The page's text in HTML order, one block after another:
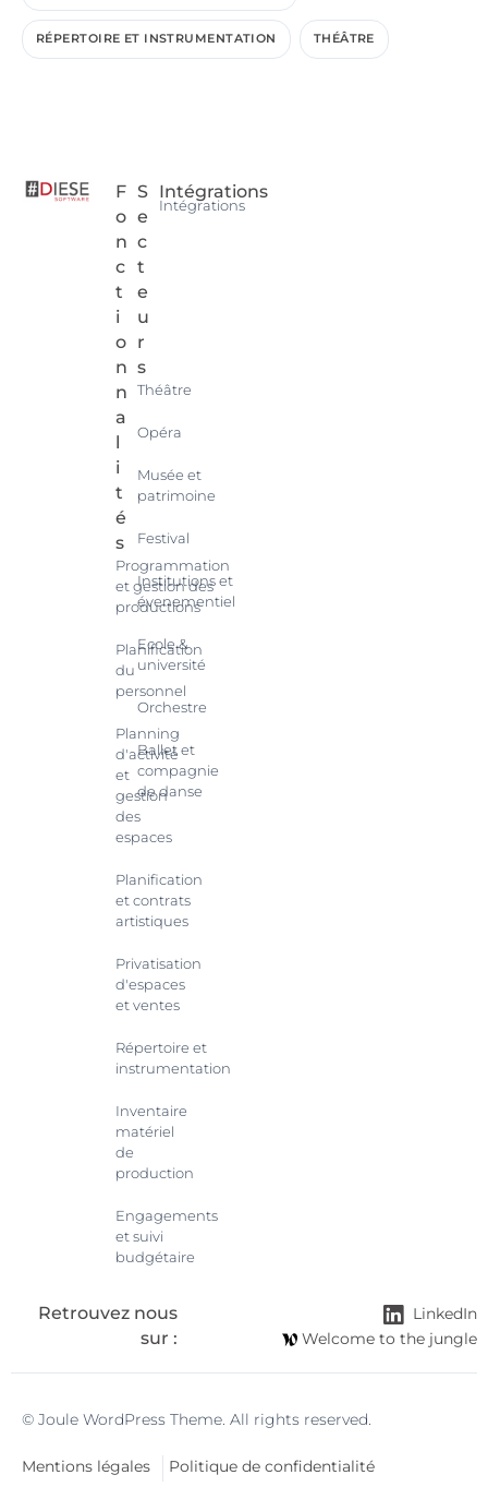
RÉPERTOIRE ET INSTRUMENTATION THÉÂTRE
F
o
n
c
t
i
o
n
n
a
l
i
t
é
s
Programmation
et gestion des
productions
Planification
du
personnel
Planning
d'activité
et
gestion
des
espaces
Planification
et contrats
artistiques
Privatisation
d'espaces
et ventes
Répertoire et
instrumentation
Inventaire
matériel
de
production
Engagements
et suivi
budgétaire
S
e
c
t
e
u
r
s
Théâtre
Opéra
Musée et
patrimoine
Festival
Institutions et
évenementiel
Ecole &
université
Orchestre
Ballet et
compagnie
de danse
Intégrations
Intégrations
Retrouvez nous
sur :
LinkedIn
Welcome to the jungle
© Joule WordPress Theme. All rights reserved.
Mentions légales Politique de confidentialité